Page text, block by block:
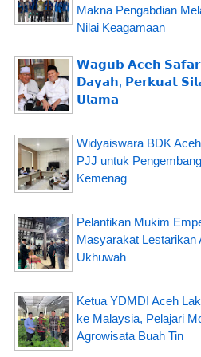
Makna Pengabdian
Nilai Keagamaan
𝗪𝗮𝗴𝘂𝗯 𝗔𝗰𝗲𝗵
𝗗𝗮𝘆𝗮𝗵, 𝗣𝗲𝗿𝗸𝘂𝗮𝘁
𝗨𝗹𝗮𝗺𝗮
Widyaiswara BDK
PJJ untuk
Kemenag
Pelantikan Mukim
Masyarakat Lestarikan
Ukhuwah
Ketua YDMDI Aceh
ke Malaysia, Pelajari
Agrowisata Buah Tin